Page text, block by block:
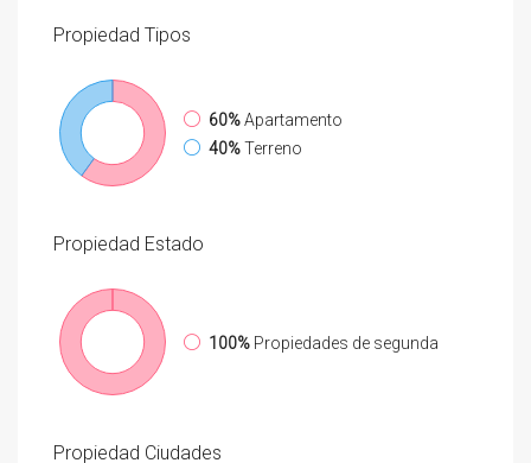
Propiedad Tipos
60%Apartamento
40%Terreno
Propiedad Estado
100% Propiedades de segunda
Propiedad Ciudades